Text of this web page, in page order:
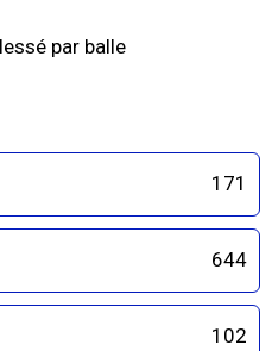
par balle
171
644
102